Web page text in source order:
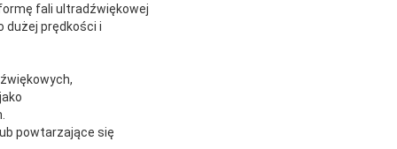
fali ultradźwiękowej
dużej prędkości i
powtarzające się